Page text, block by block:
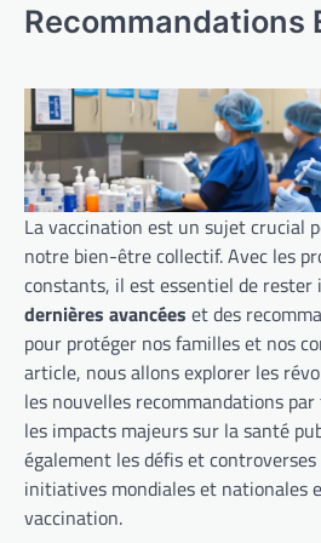
Recommandations
La vaccination est un sujet crucial
notre bien-être collectif. Avec les
constants, il est essentiel de rester
dernières avancées et des
pour protéger nos familles et nos
article, nous allons explorer les
les nouvelles recommandations
les impacts majeurs sur la santé
également les défis et
initiatives mondiales et nationales
vaccination.